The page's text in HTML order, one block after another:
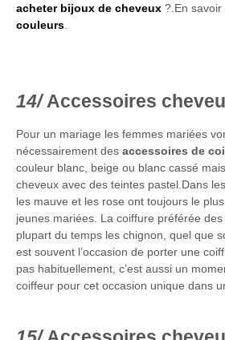
acheter bijoux de cheveux ?.En savoir
couleurs
Accessoires
Pour un mariage les femmes mariées
nécessairement des accessoires de
couleur blanc, beige ou blanc cassé
cheveux avec des teintes pastel.Dans
les mauve et les rose ont toujours le
jeunes mariées. La coiffure préférée
plupart du temps les chignon, quel que
est souvent l’occasion de porter une
pas habituellement, c’est aussi un
coiffeur pour cet occasion unique dans